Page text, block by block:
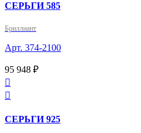
СЕРЬГИ 585
Бриллиант
Арт. 374-2100
95 948 ₽


СЕРЬГИ 925